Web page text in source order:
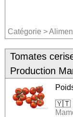
Catégorie >
Tomates
Production
🇾🇹